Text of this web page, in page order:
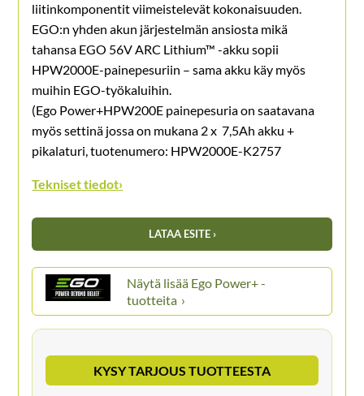
liitinkomponentit viimeistelevät kokonaisuuden.
EGO:n yhden akun järjestelmän ansiosta mikä
tahansa EGO 56V ARC Lithium™ -akku sopii
HPW2000E-painepesuriin – sama akku käy myös
muihin EGO-työkaluihin.
(Ego Power+HPW200E painepesuria on saatavana
myös settinä jossa on mukana 2 x 7,5Ah akku +
pikalaturi, tuotenumero: HPW2000E-K2757
Tekniset tiedot›
LATAA ESITE ›
Ego Power+ -
tuotteita
KYSY TARJOUS TUOTTEESTA